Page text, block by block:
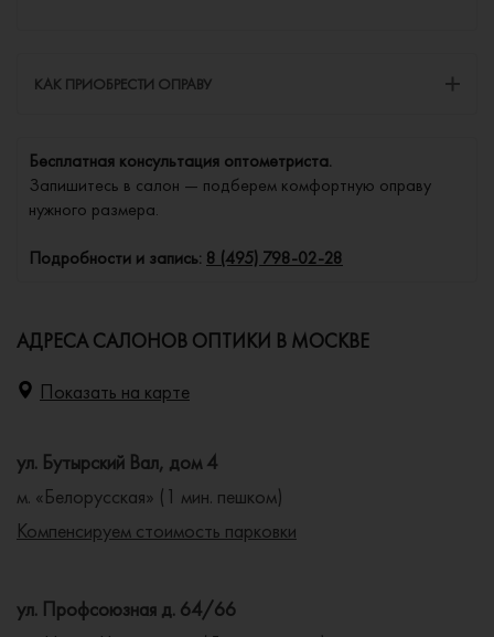
КАК ПРИОБРЕСТИ ОПРАВУ
Бесплатная консультация оптометриста.
Запишитесь в салон — подберем комфортную оправу
нужного размера.
Подробности и запись: 8 (495) 798-02-28
АДРЕСА САЛОНОВ ОПТИКИ В МОСКВЕ
Показать на карте
ул. Бутырский Вал, дом 4
м. «Белорусская» (1 мин. пешком)
Компенсируем стоимость парковки
ул. Профсоюзная д. 64/66